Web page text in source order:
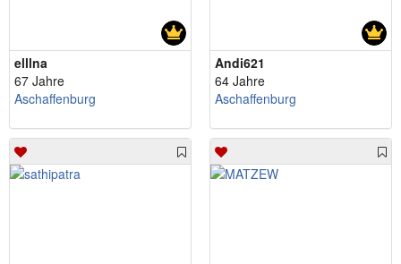
elllna
67 Jahre
Aschaffenburg
Andi621
64 Jahre
Aschaffenburg